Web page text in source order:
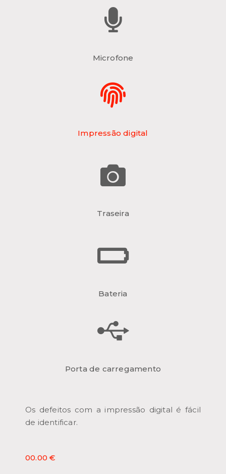
Microfone
Impressão digital
Traseira
Bateria
Porta de carregamento
Os defeitos com a impressão digital é fácil
de identificar.
00.00 €